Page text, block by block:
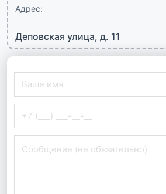
Адрес:
Деповская улица, д. 11